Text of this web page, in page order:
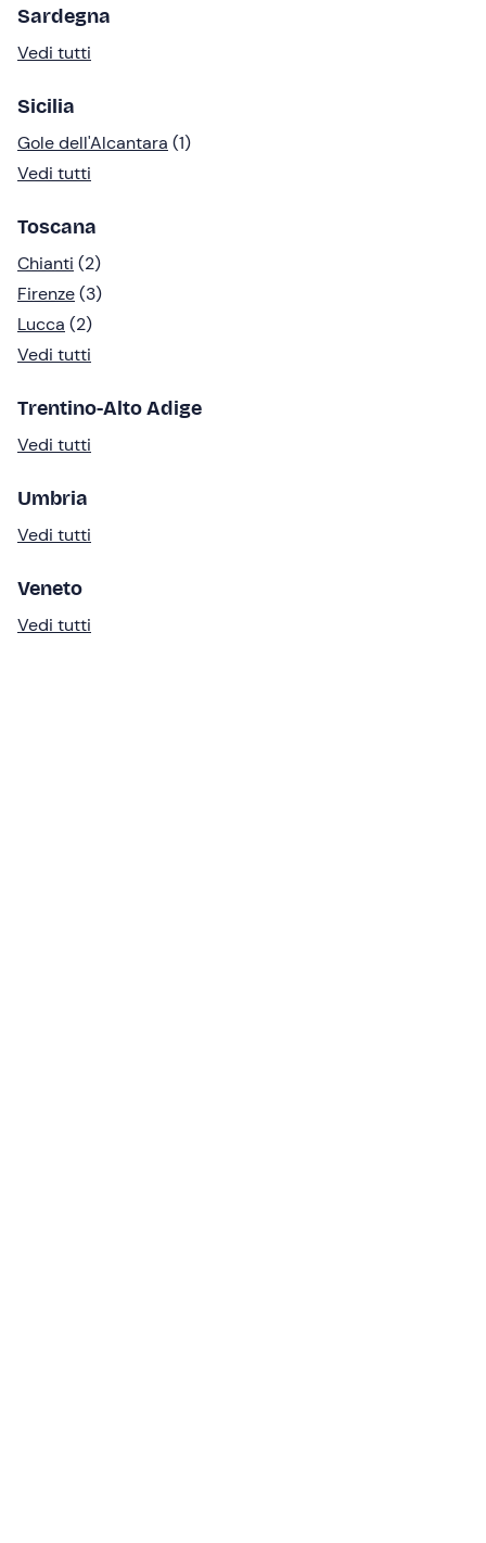
Sardegna
Vedi tutti
Sicilia
Gole dell'Alcantara (1)
Vedi tutti
Toscana
Chianti (2)
Firenze(3)
Lucca (2)
Vedi tutti
Trentino-Alto Adige
Vedi tutti
Umbria
Vedi tutti
Veneto
Vedi tutti